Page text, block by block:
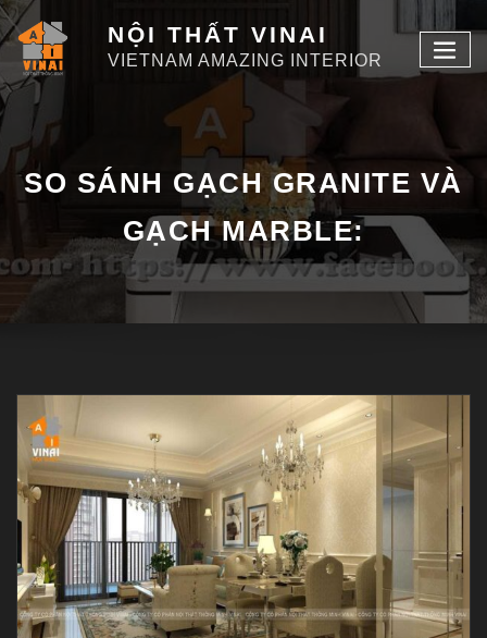
NỘI THẤT VINAI
VIETNAM AMAZING INTERIOR
SO SÁNH GẠCH GRANITE VÀ
GẠCH MARBLE: